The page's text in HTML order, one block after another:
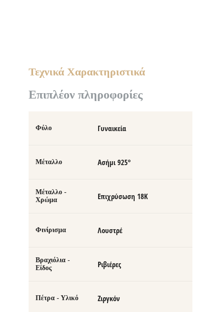
Τεχνικά Χαρακτηριστικά
Επιπλέον πληροφορίες
Φύλο Γυναικεία
Μέταλλο Ασήμι 925°
Μέταλλο -
Χρώμα
Επιχρύσωση 18Κ
Φινίρισμα Λουστρέ
Βραχιόλια -
Είδος
Ριβιέρες
Πέτρα - Υλικό Ζιργκόν